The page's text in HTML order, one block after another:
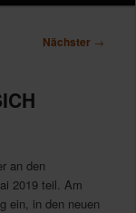
Nächster →
an den
2019 teil. Am
ein, in den neuen